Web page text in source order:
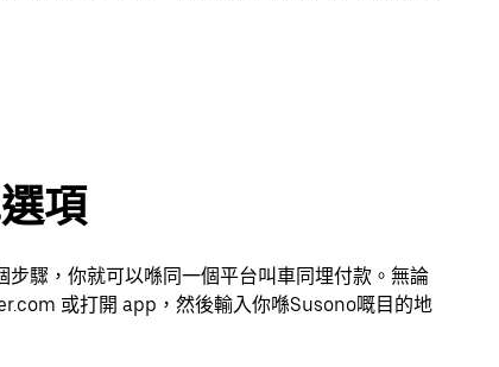
項
驟，你就可以喺同一個平台叫車同埋付款。無論
或打開 app，然後輸入你喺Susono嘅目的地